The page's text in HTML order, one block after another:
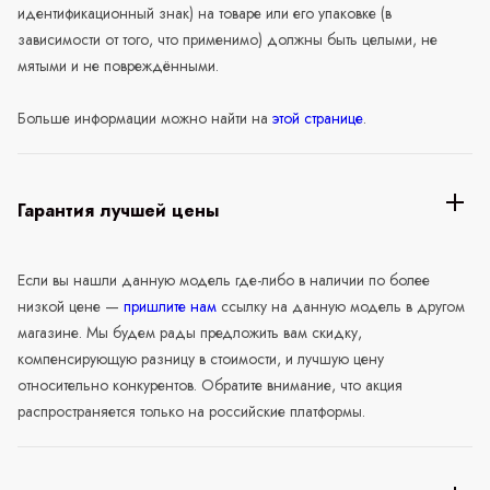
идентификационный знак) на товаре или его упаковке (в
зависимости от того, что применимо) должны быть целыми, не
мятыми и не повреждёнными.
Больше информации можно найти на этой странице.
Гарантия лучшей цены
Если вы нашли данную модель где-либо в наличии по более
низкой цене — пришлите нам ссылку на данную модель в другом
магазине. Мы будем рады предложить вам скидку,
компенсирующую разницу в стоимости, и лучшую цену
относительно конкурентов. Обратите внимание, что акция
распространяется только на российские платформы.